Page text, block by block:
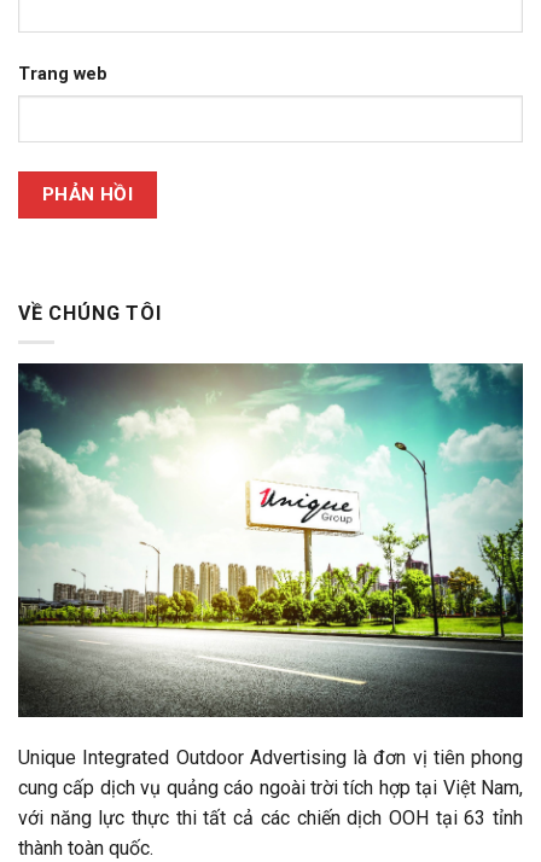
Trang web
VỀ CHÚNG TÔI
Unique Integrated Outdoor Advertising là đơn vị tiên phong
cung cấp dịch vụ quảng cáo ngoài trời tích hợp tại Việt Nam,
với năng lực thực thi tất cả các chiến dịch OOH tại 63 tỉnh
thành toàn quốc.